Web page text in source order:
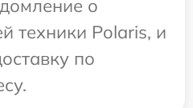
о
техники Polaris, и
по